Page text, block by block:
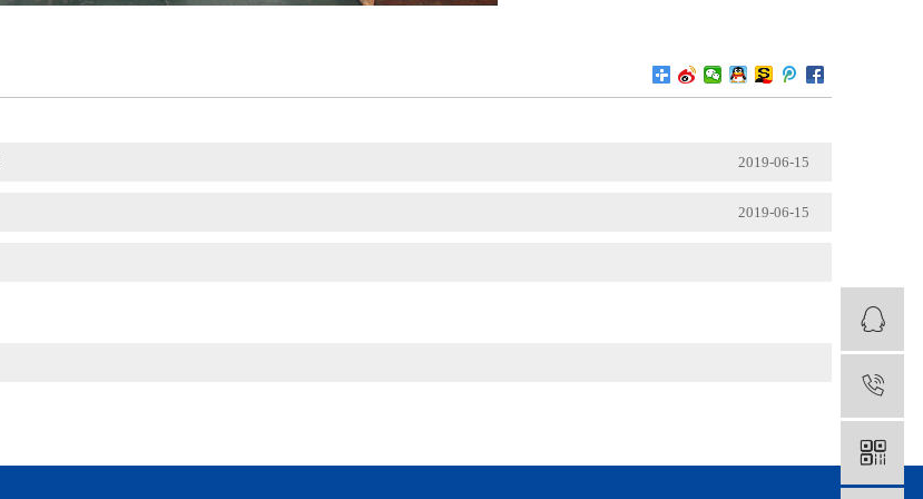
2019-06-15
2019-06-15